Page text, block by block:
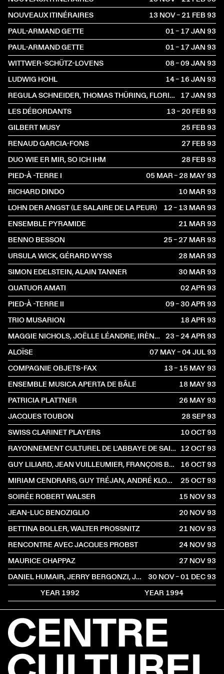
NOUVEAUX ITINÉRAIRES
13 NOV – 21 FEB1993
PAUL-ARMAND GETTE
01 – 17 JAN1993
PAUL-ARMAND GETTE
01 – 17 JAN1993
WITTWER-SCHÜTZ-LOVENS
08 – 09 JAN1993
LUDWIG HOHL
14 – 16 JAN1993
REGULA SCHNEIDER, THOMAS THÜRING, FLORIAN KELLERHALS
17 JAN1993
LES DÉBORDANTS
13 – 20 FEB1993
GILBERT MUSY
25 FEB1993
RENAUD GARCIA-FONS
27 FEB1993
DUO WIE ER MIR, SO ICH IHM
28 FEB1993
PIED-À -TERRE I
05 MAR – 28 MAY1993
RICHARD DINDO
10 MAR1993
LOHN DER ANGST (LE SALAIRE DE LA PEUR)
12 – 13 MAR1993
ENSEMBLE PYRAMIDE
21 MAR1993
BENNO BESSON
25 – 27 MAR1993
URSULA WICK, GÉRARD WYSS
28 MAR1993
SIMON EDELSTEIN, ALAIN TANNER
30 MAR1993
QUATUOR AMATI
02 APR1993
PIED-À -TERRE II
09 – 30 APR1993
TRIO MUSARION
18 APR1993
MAGGIE NICHOLS, JOËLLE LÉANDRE, IRÈNE SCHWEIZER
23 – 24 APR1993
ALOÏSE
07 MAY – 04 JUL1993
COMPAGNIE OBJETS-FAX
13 – 15 MAY1993
ENSEMBLE MUSICA APERTA DE BÂLE
18 MAY1993
PATRICIA PLATTNER
26 MAY1993
JACQUES TOUBON
28 SEP1993
SWISS CLARINET PLAYERS
10 OCT1993
RAYONNEMENT CULTUREL DE L'ABBAYE DE SAINT-GALL 12 OCT1993
GUY LILIARD, JEAN VUILLEUMIER, FRANÇOIS BARAT, JACQUES LAURANS, DOMINIQUE DE RIVAZ, FRÉDÉRIC WANDELÈRE
16 OCT1993
MIRIAM CENDRARS, GUY TRÉJAN, ANDRÉ KLOPMANN
25 OCT1993
SOIRÉE ROBERT WALSER
15 NOV1993
JEAN-LUC BENOZIGLIO
20 NOV1993
BETTINA BOLLER, WALTER PROSSNITZ
21 NOV1993
RENCONTRE AVEC JACQUES PROBST
24 NOV1993
MAURICE CHAPPAZ
27 NOV1993
DANIEL HUMAIR, JERRY BERGONZI, JEAN-FRANÇOIS JENNY CLARK
30 NOV – 01 DEC1993
YEAR 1992
YEAR 1994